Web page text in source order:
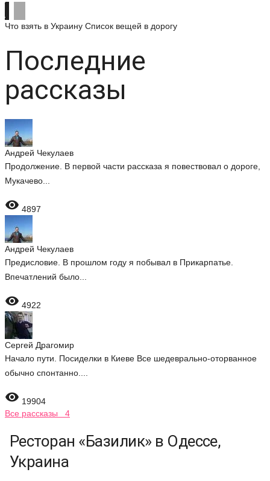
Что взять в Украину Список вещей в дорогу
Последние
рассказы
Андрей Чекулаев
Продолжение. В первой части рассказа я повествовал о дороге,
Мукачево...
 4897
Андрей Чекулаев
Предисловие. В прошлом году я побывал в Прикарпатье.
Впечатлений было...
 4922
Сергей Драгомир
Начало пути. Посиделки в Киеве Все шедеврально-оторванное
обычно спонтанно....
 19904
Все рассказы 4
Ресторан «Базилик» в Одессе,
Украина